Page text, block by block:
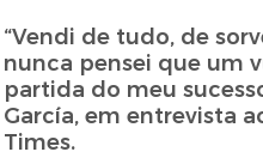
“Vendi de tudo, de
nunca pensei que um
partida do meu
García, em entrevista
Times.